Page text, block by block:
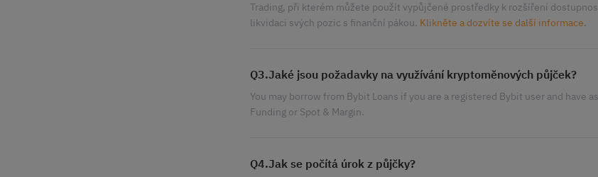
Trading, při kterém můžete použít vypůjčené prostředky k rozšíření
likvidaci svých pozic s finanční pákou. Klikněte a dozvíte se další informace.
Q3.Jaké jsou požadavky na využívání kryptoměnových půjček?
You may borrow from Bybit Loans if you are a registered Bybit user and have
Funding or Spot & Margin.
Q4.Jak se počítá úrok z půjčky?